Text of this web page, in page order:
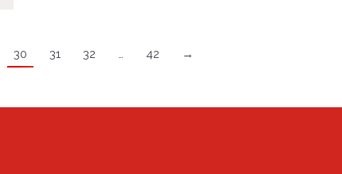
30 31 32 42 →